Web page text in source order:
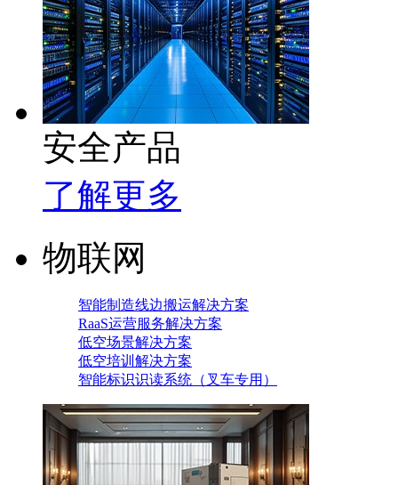
安全产品
了解更多
物联网
智能制造线边搬运解决方案
RaaS运营服务解决方案
低空场景解决方案
低空培训解决方案
智能标识识读系统（叉车专用）